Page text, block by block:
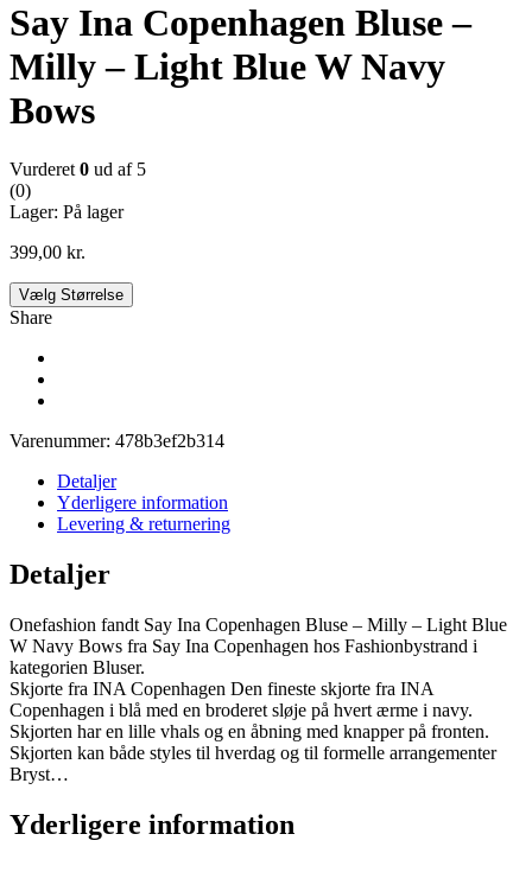
Say Ina Copenhagen Bluse –
Milly – Light Blue W Navy
Bows
Vurderet 0 ud af 5
(0)
Lager: På lager
399,00 kr.
Vælg Størrelse
Share
Varenummer: 478b3ef2b314
Detaljer
Yderligere information
Levering & returnering
Detaljer
Onefashion fandt Say Ina Copenhagen Bluse – Milly – Light Blue
W Navy Bows fra Say Ina Copenhagen hos Fashionbystrand i
kategorien Bluser.
Skjorte fra INA Copenhagen Den fineste skjorte fra INA
Copenhagen i blå med en broderet sløje på hvert ærme i navy.
Skjorten har en lille vhals og en åbning med knapper på fronten.
Skjorten kan både styles til hverdag og til formelle arrangementer
Bryst…
Yderligere information